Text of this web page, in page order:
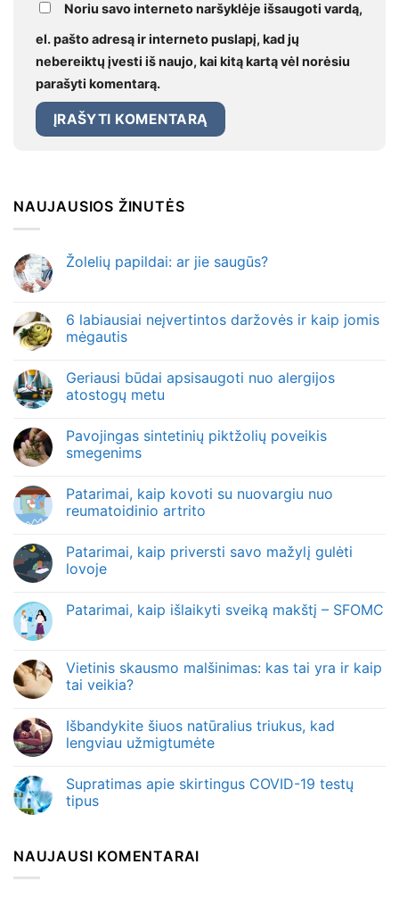
Noriu savo interneto naršyklėje išsaugoti vardą,
el. pašto adresą ir interneto puslapį, kad jų
nebereiktų įvesti iš naujo, kai kitą kartą vėl norėsiu
parašyti komentarą.
NAUJAUSIOS ŽINUTĖS
Žolelių papildai: ar jie saugūs?
6 labiausiai neįvertintos daržovės ir kaip jomis
mėgautis
Geriausi būdai apsisaugoti nuo alergijos
atostogų metu
Pavojingas sintetinių piktžolių poveikis
smegenims
Patarimai, kaip kovoti su nuovargiu nuo
reumatoidinio artrito
Patarimai, kaip priversti savo mažylį gulėti
lovoje
Patarimai, kaip išlaikyti sveiką makštį – SFOMC
Vietinis skausmo malšinimas: kas tai yra ir kaip
tai veikia?
Išbandykite šiuos natūralius triukus, kad
lengviau užmigtumėte
Supratimas apie skirtingus COVID-19 testų
tipus
NAUJAUSI KOMENTARAI